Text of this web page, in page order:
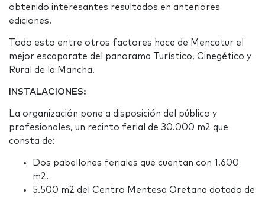
obtenido interesantes resultados en anteriores
ediciones.
Todo esto entre otros factores hace de Mencatur el
mejor escaparate del panorama Turístico, Cinegético y
Rural de la Mancha.
INSTALACIONES:
La organización pone a disposición del público y
profesionales, un recinto ferial de 30.000 m2 que
consta de:
Dos pabellones feriales que cuentan con 1.600
m2.
5.500 m2 del Centro Mentesa Oretana dotado de